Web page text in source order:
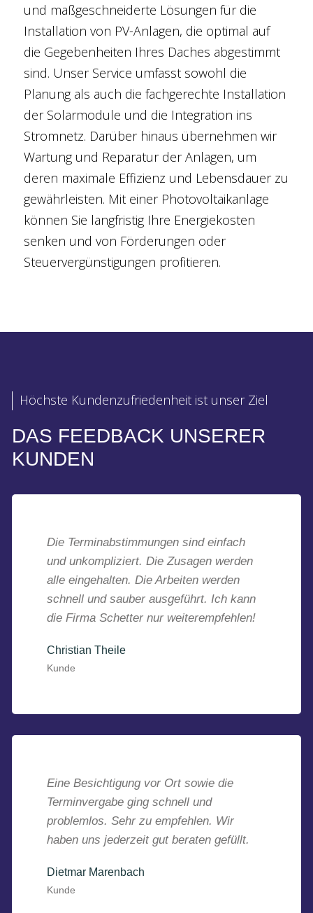
und maßgeschneiderte Lösungen für die
Installation von PV-Anlagen, die optimal auf
die Gegebenheiten Ihres Daches abgestimmt
sind. Unser Service umfasst sowohl die
Planung als auch die fachgerechte Installation
der Solarmodule und die Integration ins
Stromnetz. Darüber hinaus übernehmen wir
Wartung und Reparatur der Anlagen, um
deren maximale Effizienz und Lebensdauer zu
gewährleisten. Mit einer Photovoltaikanlage
können Sie langfristig Ihre Energiekosten
senken und von Förderungen oder
Steuervergünstigungen profitieren.
Höchste Kundenzufriedenheit ist unser Ziel
DAS FEEDBACK UNSERER
KUNDEN
Die Terminabstimmungen sind einfach
und unkompliziert. Die Zusagen werden
alle eingehalten. Die Arbeiten werden
schnell und sauber ausgeführt. Ich kann
die Firma Schetter nur weiterempfehlen!
Christian Theile
Kunde
Eine Besichtigung vor Ort sowie die
Terminvergabe ging schnell und
problemlos. Sehr zu empfehlen. Wir
haben uns jederzeit gut beraten gefüllt.
Dietmar Marenbach
Kunde